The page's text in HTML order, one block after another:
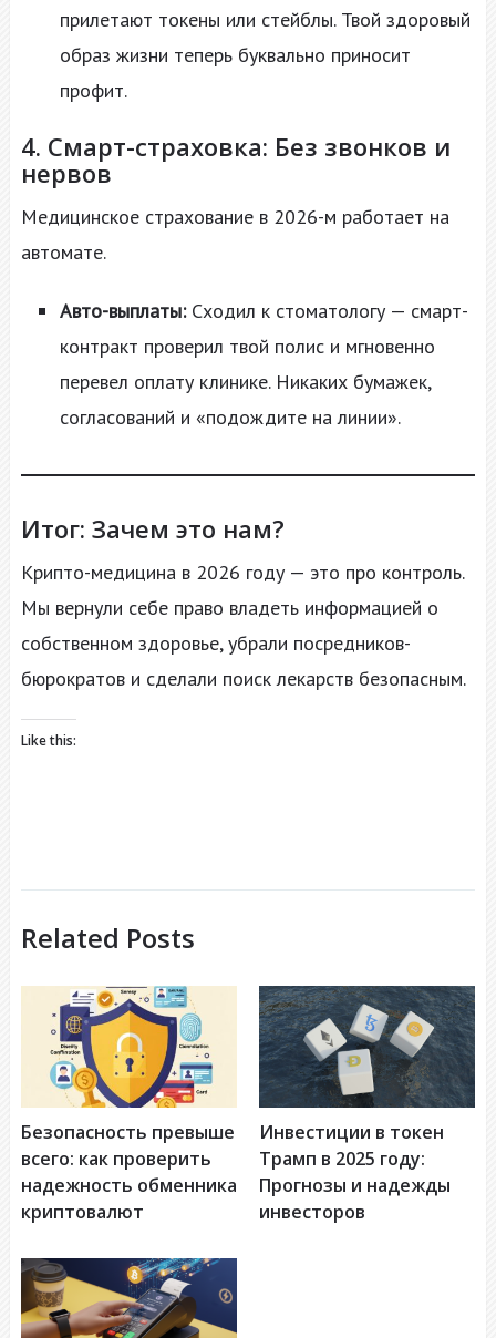
прилетают токены или стейблы. Твой здоровый
образ жизни теперь буквально приносит
профит.
4. Смарт-страховка: Без звонков и
нервов
Медицинское страхование в 2026-м работает на
автомате.
Авто-выплаты:Сходил к стоматологу — смарт-
контракт проверил твой полис и мгновенно
перевел оплату клинике. Никаких бумажек,
согласований и «подождите на линии».
Итог: Зачем это нам?
Крипто-медицина в 2026 году — это про контроль.
Мы вернули себе право владеть информацией о
собственном здоровье, убрали посредников-
бюрократов и сделали поиск лекарств безопасным.
Like this:
Related Posts
Безопасность превыше
всего: как проверить
надежность обменника
криптовалют
Инвестиции в токен
Трамп в 2025 году:
Прогнозы и надежды
инвесторов